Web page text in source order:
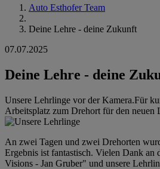
Auto Esthofer Team
Deine Lehre - deine Zukunft
07.07.2025
Deine Lehre - deine
Unsere Lehrlinge vor der Kamera.Für
Arbeitsplatz zum Drehort für den neuen
An zwei Tagen und zwei Drehorten
Ergebnis ist fantastisch. Vielen Dank an
Visions - Jan Gruber" und unsere